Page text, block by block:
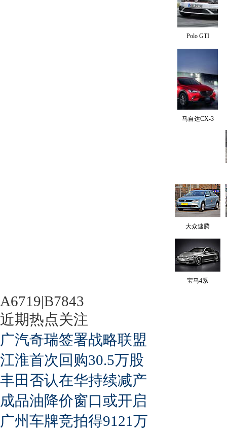
Polo GTI
马自达CX-3
大众速腾
宝马4系
A6719|B7843
近期热点关注
广汽奇瑞签署战略联盟
江淮首次回购30.5万股
丰田否认在华持续减产
成品油降价窗口或开启
广州车牌竞拍得9121万